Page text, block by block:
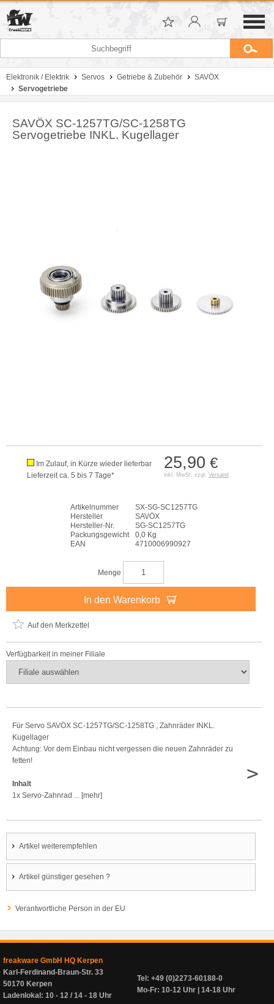
Elektronik / Elektrik Servos Getriebe & Zubehör
SAVÖX
Servogetriebe
SAVÖX SC-1257TG/SC-1258TG
Servogetriebe INKL. Kugellager
25,90 €
inkl. MwSt. zzgl. Versand
Im Zulauf, in Kürze wieder lieferbar
Lieferzeit ca. 5 bis 7 Tage*
Artikelnummer
SX-SG-SC1257TG
Hersteller
SAVÖX
Hersteller-Nr.
SG-SC1257TG
Packungsgewicht
0,0 Kg
EAN
4710006990927
Menge
In den Warenkorb
Auf den Merkzettel
Verfügbarkeit in meiner Filiale
Für Servo SAVÖX SC-1257TG/SC-1258TG , Zahnräder INKL.
Kugellager
Achtung: Vor dem Einbau nicht vergessen die neuen Zahnräder zu
fetten!
Inhalt
1x Servo-Zahnrad ... [mehr]
>
Artikel weiterempfehlen
Artikel günstiger gesehen ?
Verantwortliche Person in der EU
freakware GmbH HQ Kerpen
Karl-Ferdinand-Braun-Str. 33
50170 Kerpen
Ladenlokal: 10 - 12 / 14 - 18 Uhr
Tel: +49 (0)2273-60188-0
Mo-Fr: 10-12 Uhr | 14-18 Uhr